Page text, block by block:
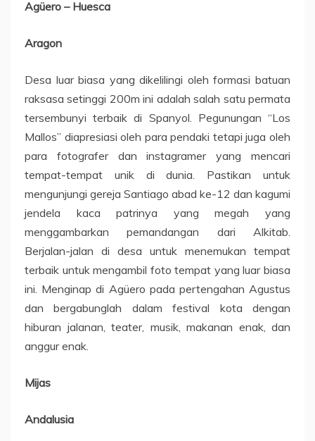
Agüero – Huesca
Aragon
Desa luar biasa yang dikelilingi oleh formasi batuan
raksasa setinggi 200m ini adalah salah satu permata
tersembunyi terbaik di Spanyol. Pegunungan “Los
Mallos” diapresiasi oleh para pendaki tetapi juga oleh
para fotografer dan instagramer yang mencari
tempat-tempat unik di dunia. Pastikan untuk
mengunjungi gereja Santiago abad ke-12 dan kagumi
jendela kaca patrinya yang megah yang
menggambarkan pemandangan dari Alkitab.
Berjalan-jalan di desa untuk menemukan tempat
terbaik untuk mengambil foto tempat yang luar biasa
ini. Menginap di Agüero pada pertengahan Agustus
dan bergabunglah dalam festival kota dengan
hiburan jalanan, teater, musik, makanan enak, dan
anggur enak.
Mijas
Andalusia